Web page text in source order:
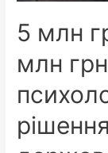
не
5 млн
млн